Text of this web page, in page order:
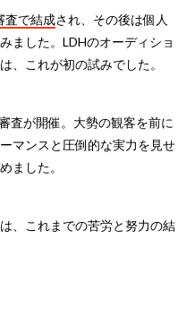
査で結成され、その後は個人
ました。LDHのオーディショ
、これが初の試みでした。
査が開催。大勢の観客を前に
マンスと圧倒的な実力を見せ
ました。
、これまでの苦労と努力の結